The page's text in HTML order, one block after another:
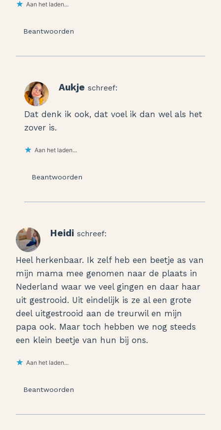
Aan het laden...
Beantwoorden
Aukje schreef:
Dat denk ik ook, dat voel ik dan wel als het
zover is.
Aan het laden...
Beantwoorden
Heidi schreef:
Heel herkenbaar. Ik zelf heb een beetje as van
mijn mama mee genomen naar de plaats in
Nederland waar we veel gingen en daar haar
uit gestrooid. Uit eindelijk is ze al een grote
deel uitgestrooid aan de treurwil en mijn
papa ook. Maar toch hebben we nog steeds
een klein beetje van hun bij ons.
Aan het laden...
Beantwoorden